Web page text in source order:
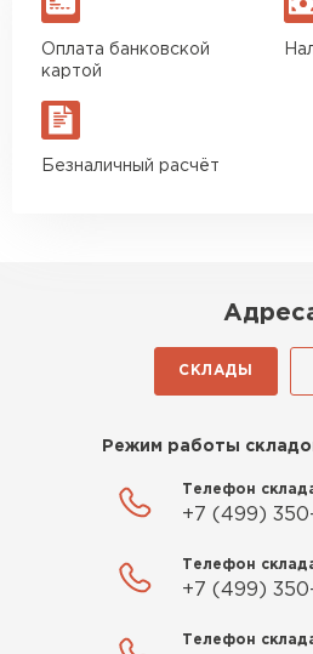
Оплата банковской
картой
Безналичный расчёт
СКЛАДЫ
Режим работы
Телефон
+7 (499) 350-
Телефон
+7 (499)
Телефон